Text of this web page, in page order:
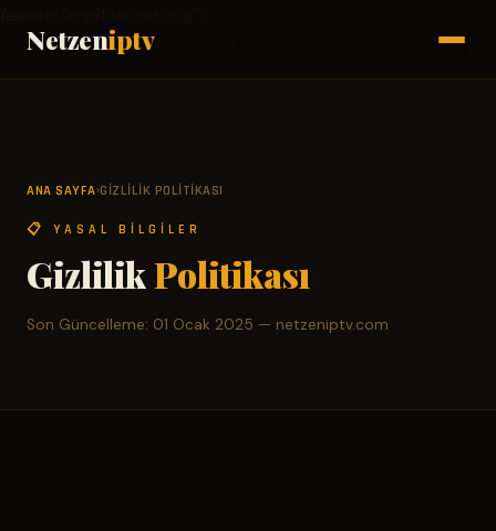
Netzeniptv
ANA SAYFA›GIZLILIK POLITIKASI
📋 YASAL BILGILER
GizlilikPolitikası
Son Güncelleme: 01 Ocak 2025 — netzeniptv.com